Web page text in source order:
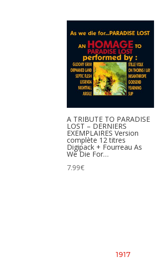
A TRIBUTE TO PARADISE
LOST – DERNIERS
EXEMPLAIRES Version
complète 12 titres
Digipack + Fourreau As
We Die For…
7.99€
1917